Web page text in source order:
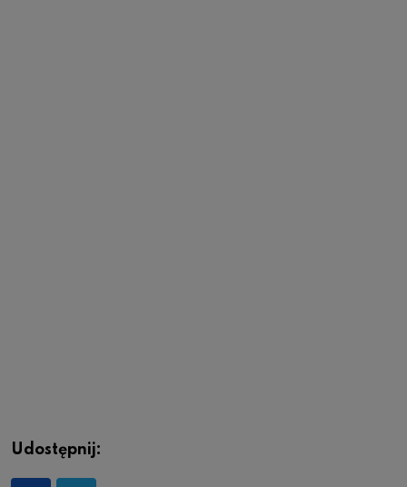
Udostępnij: